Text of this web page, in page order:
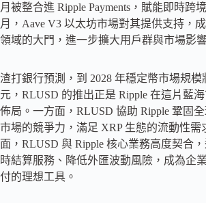
月被整合進 Ripple Payments，賦能即時跨
月，Aave V3 以太坊市場對其提供支持，
領域的大門，進一步擴大用戶群與市場影
渣打銀行預測，到 2028 年穩定幣市場規模
元，RLUSD 的推出正是 Ripple 在這片藍
佈局。一方面，RLUSD 協助 Ripple 鞏固
市場的競爭力，滿足 XRP 生態的流動性需
面，RLUSD 與 Ripple 核心業務高度契合
時結算服務、降低外匯波動風險，成為企
付的理想工具。